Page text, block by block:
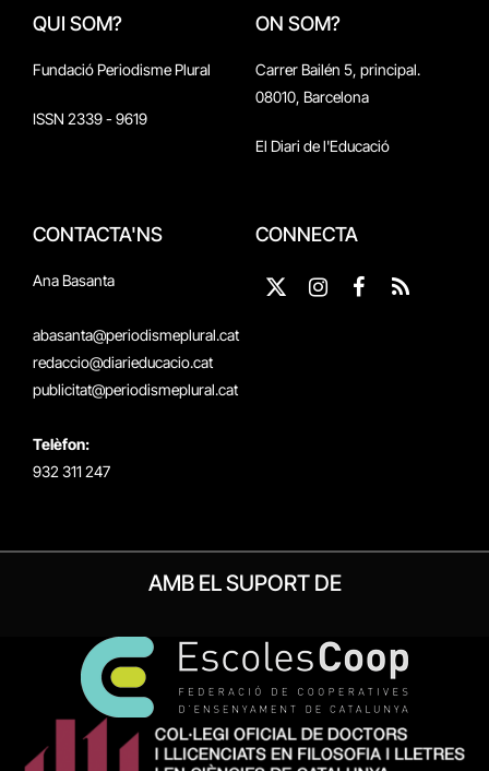
QUI SOM?
Fundació Periodisme Plural
ISSN 2339 - 9619
ON SOM?
Carrer Bailén 5, principal.
08010, Barcelona
El Diari de l'Educació
CONTACTA'NS
Ana Basanta
abasanta@periodismeplural.cat
redaccio@diarieducacio.cat
publicitat@periodismeplural.cat
Telèfon:
932 311 247
CONNECTA
X
Instagram
Facebook
RSS
AMB EL SUPORT DE